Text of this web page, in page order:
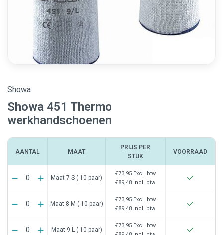
Showa
Showa 451 Thermo
werkhandschoenen
AANTAL MAAT
PRIJS PER
STUK
VOORRAAD
Maat 7-S ( 10 paar)
€73,95 Excl. btw
€89,48 Incl. btw
Maat 8-M ( 10 paar)
€73,95 Excl. btw
€89,48 Incl. btw
Maat 9-L ( 10 paar)
€73,95 Excl. btw